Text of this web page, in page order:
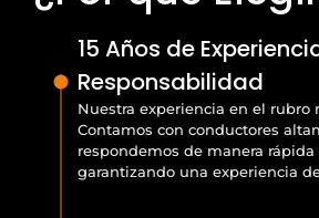
15 Años de
Responsabilidad
Nuestra experiencia en el rubro
Contamos con conductores
respondemos de manera rápida
garantizando una experiencia